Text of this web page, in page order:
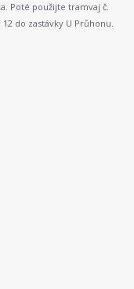
Poté použijte tramvaj č.
do zastávky U Průhonu.